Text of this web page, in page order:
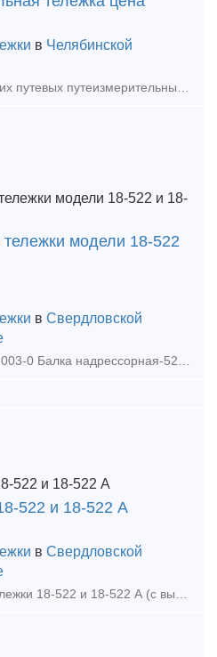
в Челябинской
модели 18-522
в Свердловской
522 и 18-522 А
в Свердловской